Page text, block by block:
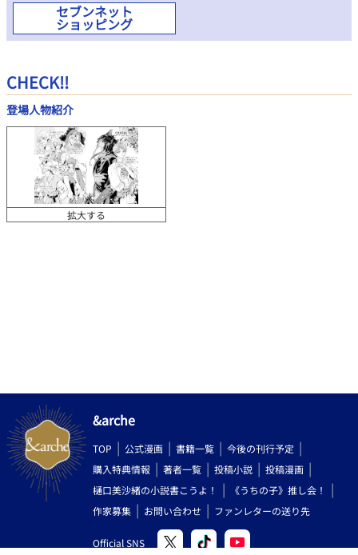
セブンネット
ショッピング
CHECK!!
登場人物紹介
拡大する
&arche
TOP 公式漫画 書籍一覧
今後の刊行予定
購入特典情報
著者一覧 投稿小説
投稿漫画
樋口美沙緒の小説書こうよ！
《うちの子》推し会！
作家募集
お問い合わせ ファンレターの送り先
Official SNS